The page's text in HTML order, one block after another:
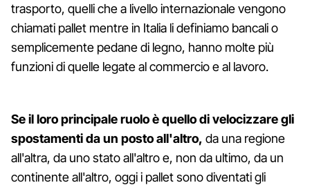
trasporto, quelli che a livello internazionale vengono
chiamati pallet mentre in Italia li definiamo bancali o
semplicemente pedane di legno, hanno molte più
funzioni di quelle legate al commercio e al lavoro.
Se il loro principale ruolo è quello di velocizzare gli
spostamenti da un posto all'altro, da una regione
all'altra, da uno stato all'altro e, non da ultimo, da un
continente all'altro, oggi i pallet sono diventati gli